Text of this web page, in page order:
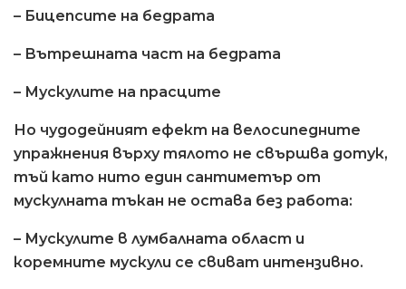
– Бицепсите на бедрата
– Вътрешната част на бедрата
– Мускулите на прасците
Но чудодейният ефект на велосипедните
упражнения върху тялото не свършва дотук,
тъй като нито един сантиметър от
мускулната тъкан не остава без работа:
– Мускулите в лумбалната област и
коремните мускули се свиват интензивно.